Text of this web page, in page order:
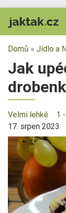
Domů » Jídlo a
Jak
Velmi lehké 1
17. srpen 2023